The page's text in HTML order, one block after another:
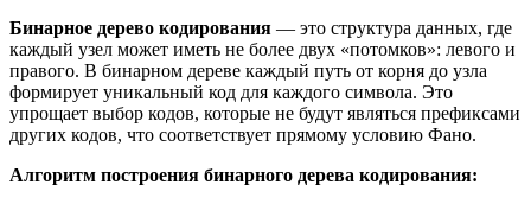
Бинарное дерево кодирования — это структура данных, где
каждый узел может иметь не более двух «потомков»: левого и
правого. В бинарном дереве каждый путь от корня до узла
формирует уникальный код для каждого символа. Это
упрощает выбор кодов, которые не будут являться префиксами
других кодов, что соответствует прямому условию Фано.
Алгоритм построения бинарного дерева кодирования: